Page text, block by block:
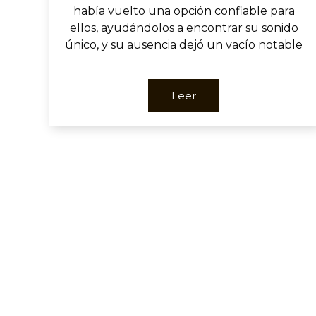
había vuelto una opción confiable para
ellos, ayudándolos a encontrar su sonido
único, y su ausencia dejó un vacío notable
Leer